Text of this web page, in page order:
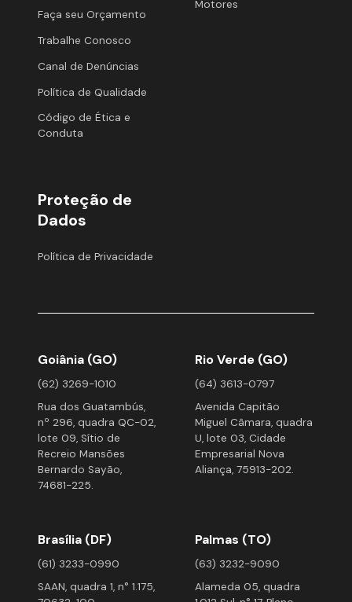
Faça seu Orçamento
Trabalhe Conosco
Canal de Denúncias
Política de Qualidade
Código de Ética e
Conduta
Motores
Proteção de
Dados
Política de Privacidade
Goiânia (GO)
(62) 3269-1010
Rua dos Guatambús,
nº 296, quadra QC-02,
lote 09, Sítio de
Recreio Mansões
Bernardo Sayão,
74681-225.
Rio Verde (GO)
(64) 3613-0797
Avenida Capitão
Miguel Câmara, quadra
U, lote 03, Cidade
Empresarial Nova
Aliança, 75913-202.
Brasília (DF)
(61) 3233-0990
SAAN, quadra 1, n° 1.175,
Palmas (TO)
(63) 3232-9090
Alameda 05, quadra